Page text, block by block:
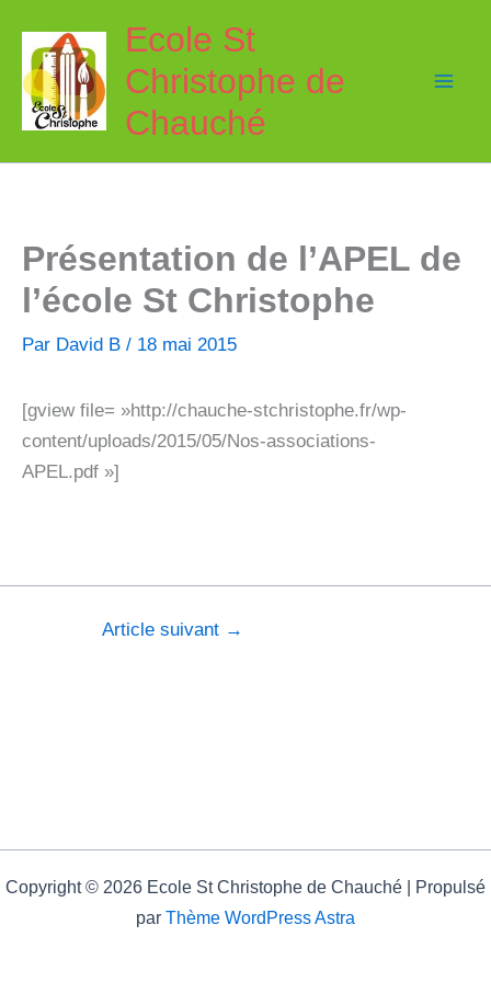
contenu
Ecole St
Christophe de
Chauché
Présentation de l’APEL de
l’école St Christophe
Par David B / 18 mai 2015
[gview file= »http://chauche-stchristophe.fr/wp-
content/uploads/2015/05/Nos-associations-
APEL.pdf »]
Article suivant →
Copyright © 2026 Ecole St Christophe de Chauché | Propulsé
par Thème WordPress Astra